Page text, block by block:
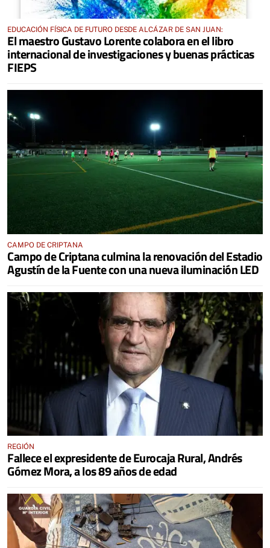
EDUCACIÓN FÍSICA DE FUTURO DESDE ALCÁZAR DE SAN JUAN:
El maestro Gustavo Lorente colabora en el libro
internacional de investigaciones y buenas prácticas
FIEPS
CAMPO DE CRIPTANA
Campo de Criptana culmina la renovación del Estadio
Agustín de la Fuente con una nueva iluminación LED
REGIÓN
Fallece el expresidente de Eurocaja Rural, Andrés
Gómez Mora, a los 89 años de edad